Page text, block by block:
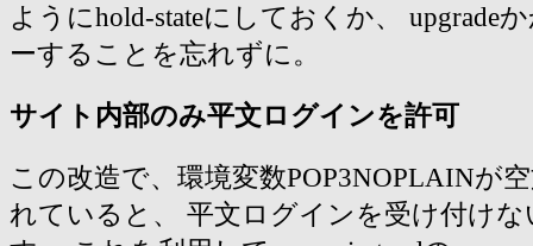
ようにhold-stateにしておくか、 upgrade
ーすることを忘れずに。
サイト内部のみ平文ログインを許可
この改造で、環境変数POP3NOPLAINが
れていると、 平文ログインを受け付け